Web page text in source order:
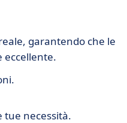
garantendo che le
eccellente.
tue necessità.